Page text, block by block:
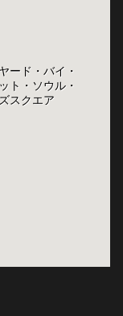
ード・バイ・
ト・ソウル・
スクエア
ード・バイ・
ト・ソウル・
スクエア